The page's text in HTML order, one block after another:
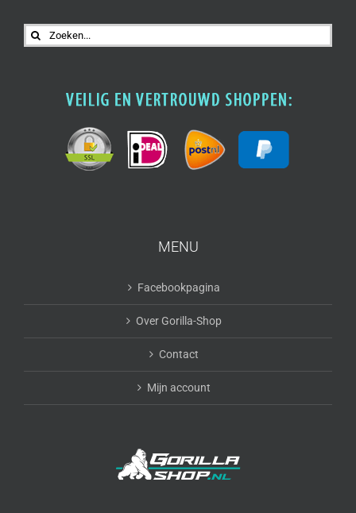
Zoeken
naar:
MENU
Facebookpagina
Over Gorilla-Shop
Contact
Mijn account